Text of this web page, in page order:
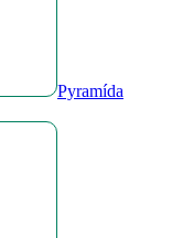
Pyramída